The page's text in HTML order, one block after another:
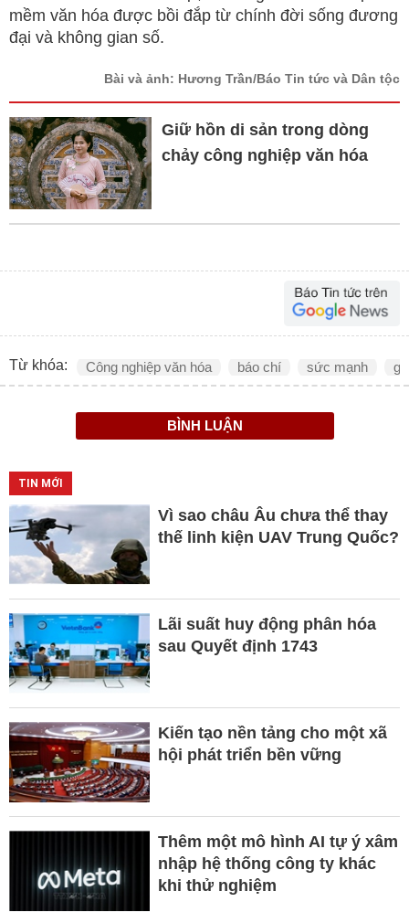
mềm văn hóa được bồi đắp từ chính đời sống đương
đại và không gian số.
Bài và ảnh: Hương Trần/Báo Tin tức và Dân tộc
Giữ hồn di sản trong dòng
chảy công nghiệp văn hóa
Từ khóa: Công nghiệp văn hóa báo chí sức mạnh
BÌNH LUẬN
TIN MỚI
Vì sao châu Âu chưa thể thay
thế linh kiện UAV Trung Quốc?
Lãi suất huy động phân hóa
sau Quyết định 1743
Kiến tạo nền tảng cho một xã
hội phát triển bền vững
Thêm một mô hình AI tự ý xâm
nhập hệ thống công ty khác
khi thử nghiệm